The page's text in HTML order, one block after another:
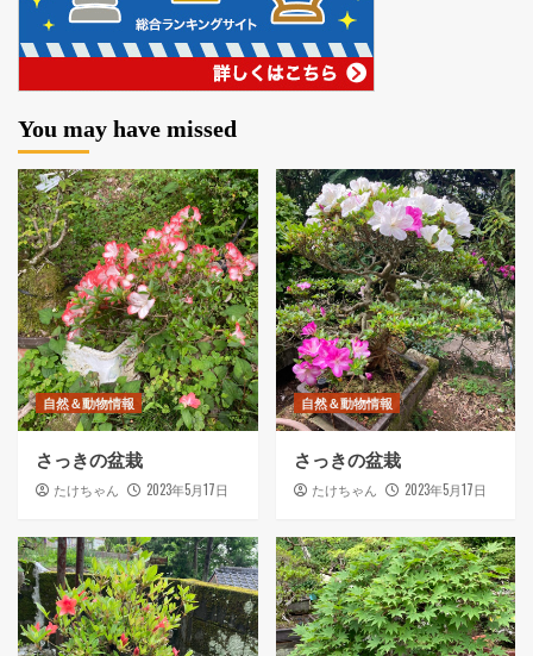
You may have missed
自然＆動物情報
さっきの盆栽
たけちゃん 2023年5月17日
自然＆動物情報
さっきの盆栽
たけちゃん 2023年5月17日